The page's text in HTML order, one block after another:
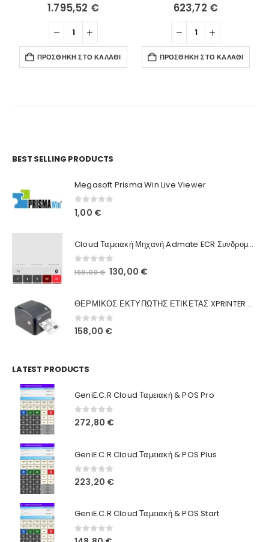
1.795,52 €
ΠΡΟΣΘΉΚΗ ΣΤΟ ΚΑΛΆΘΙ
623,72 €
ΠΡΟΣΘΉΚΗ ΣΤΟ ΚΑΛΆΘΙ
BEST SELLING PRODUCTS
Megasoft Prisma Win Live Viewer
0 out of 5
1,00 €
Cloud Ταμειακή Μηχανή Admate ECR Συνδρομή 12 μηνών
out of 5
160,00€ Original
160,00 €.
130,00 €Η
είναι:
ΘΕΡΜΙΚΟΣ ΕΚΤΥΠΩΤΗΣ ΕΤΙΚΕΤΑΣ XPRINTER XP-420B
0out of 5
158,00 €
LATEST PRODUCTS
GeniE.C.R Cloud Ταμειακή & POS Pro
0out of 5
272,80 €
GeniE.C.R Cloud Ταμειακή & POS Plus
0out of 5
223,20 €
GeniE.C.R Cloud Ταμειακή & POS Start
0out of 5
Ο Λογαριασμός μου
Στοιχεία λογαριασμού
Παραγγελίες
Πληροφορίες Καταστήματος
Ποιοι Είμαστε
Γιατί Εμάς
Blog
Όροι Χρήσης
Τρόποι Αγοράς
Τρόποι Πληρωμής
Τρόποι Αποστολής
Ασφάλεια Πληρωμών